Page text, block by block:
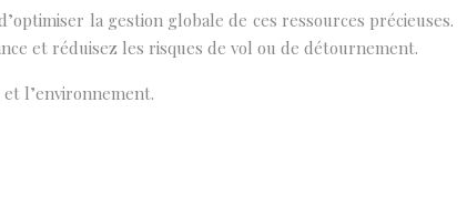
la gestion globale de ces ressources précieuses.
et réduisez les risques de vol ou de détournement.
l’environnement.